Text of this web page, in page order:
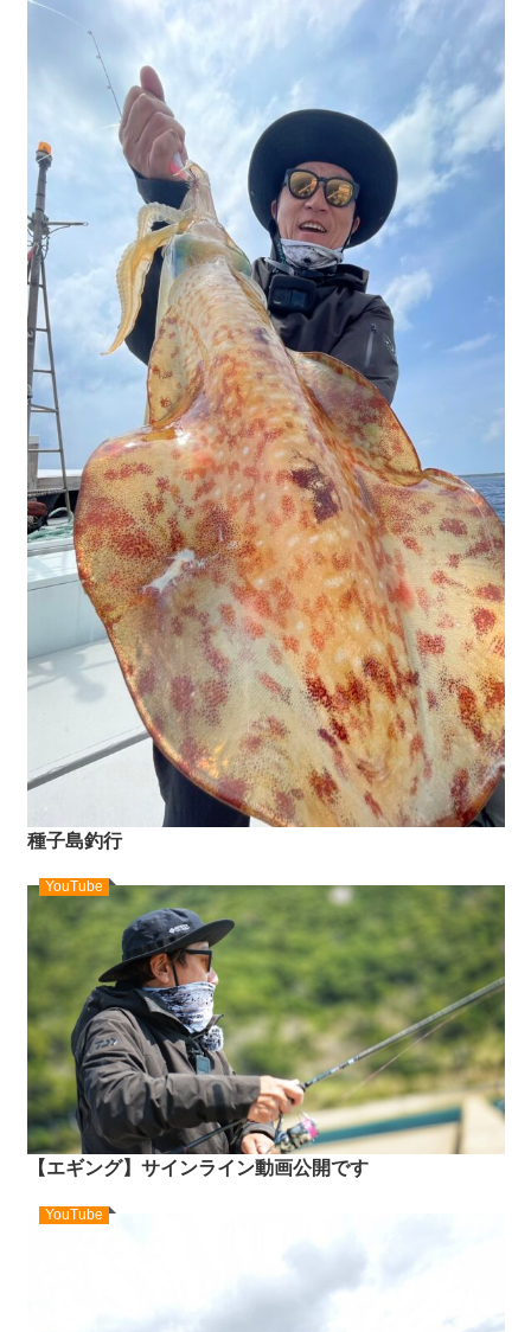
種子島釣行
YouTube
【エギング】サインライン動画公開です
YouTube